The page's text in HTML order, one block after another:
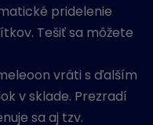
pridelenie
Tešiť sa môžete
vráti s ďalším
v sklade. Prezradí
sa aj tzv.